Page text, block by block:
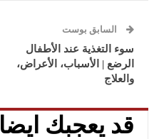
السابق بوست
سوء التغذية عند الأطفال
الرضع | الأسباب، الأعراض،
والعلاج
قد يعجبك ايضا